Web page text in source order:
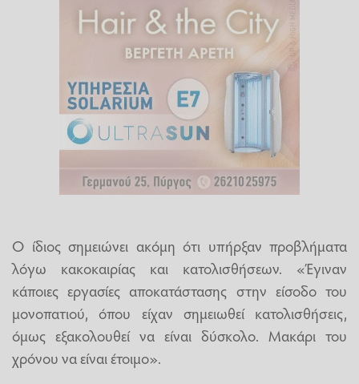
Ο ίδιος σημειώνει ακόμη ότι υπήρξαν προβλήματα
λόγω κακοκαιρίας και κατολισθήσεων. «Έγιναν
κάποιες εργασίες αποκατάστασης στην είσοδο του
μονοπατιού, όπου είχαν σημειωθεί κατολισθήσεις,
όμως εξακολουθεί να είναι δύσκολο. Μακάρι του
χρόνου να είναι έτοιμο».